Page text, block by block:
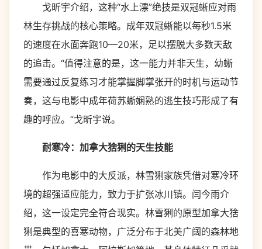
戈昕宇介绍，这种“水上漂”绝技是双冠蜥应对雨
林生存挑战的核心策略。成年双冠蜥能以每秒1.5米
的速度在水面奔跑10—20米，足以摆脱大多数天敌
的追击。“值得注意的是，这一能力并非天生，幼蜥
需要通过反复练习才能掌握脚掌张开的时机与运动节
奏，这与电影中成年荷苏蜥娴熟的逃生技巧形成了有
趣的呼应。”戈昕宇说。
耐寒冷：加拿大猞猁的天生技能
作为电影中的大反派，林雪猁家族凭借对寒冷环
境的超强适应能力，致力于扩张冰川镇。闫今雨介
绍，这一设定完全符合现实。林雪猁的原型加拿大猞
猁是典型的喜寒动物，广泛分布于北美广阔的森林地